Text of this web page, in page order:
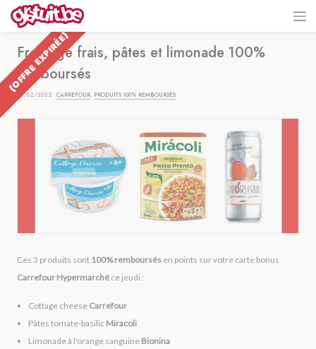
{OFFRE EXPIRÉE}
Fromage frais, pâtes et limonade 100%
remboursés
02/02/2022 ·CARREFOUR, PRODUITS 100% REMBOURSÉS
Ces 3 produits sont 100% remboursés en points sur votre carte bonus
Carrefour Hypermarché ce jeudi :
Cottage cheese Carrefour
Pâtes tomate-basilic Miracoli
Limonade à l'orange sanguine Bionina